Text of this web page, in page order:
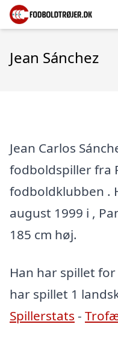
Jean Sánchez
Jean Carlos
fodboldspiller fra
fodboldklubben .
august 1999 i ,
185 cm høj.
Han har spillet
har spillet 1
Spillerstats -